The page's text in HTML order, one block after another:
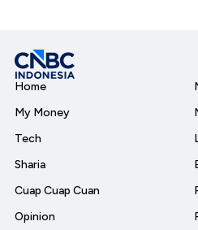
Home
My Money
Tech
Sharia
Cuap Cuap Cuan
Opinion